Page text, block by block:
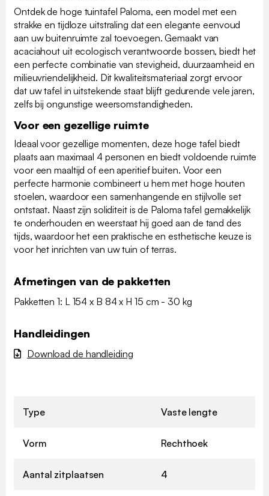
Ontdek de hoge tuintafel Paloma, een model met een
strakke en tijdloze uitstraling dat een elegante eenvoud
aan uw buitenruimte zal toevoegen. Gemaakt van
acaciahout uit ecologisch verantwoorde bossen, biedt het
een perfecte combinatie van stevigheid, duurzaamheid en
milieuvriendelijkheid. Dit kwaliteitsmateriaal zorgt ervoor
dat uw tafel in uitstekende staat blijft gedurende vele jaren,
zelfs bij ongunstige weersomstandigheden.
Voor een gezellige ruimte
Ideaal voor gezellige momenten, deze hoge tafel biedt
plaats aan maximaal 4 personen en biedt voldoende ruimte
voor een maaltijd of een aperitief buiten. Voor een
perfecte harmonie combineert u hem met hoge houten
stoelen, waardoor een samenhangende en stijlvolle set
ontstaat. Naast zijn soliditeit is de Paloma tafel gemakkelijk
te onderhouden en weerstaat hij goed aan de tand des
tijds, waardoor het een praktische en esthetische keuze is
voor het inrichten van uw tuin of terras.
Afmetingen van de pakketten
Pakketten 1: L 154 x B 84 x H 15 cm - 30 kg
Handleidingen
Download de handleiding
Type Vaste lengte
Vorm Rechthoek
Aantal zitplaatsen 4